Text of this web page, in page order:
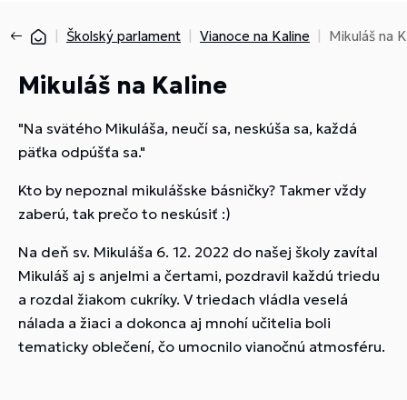
Školský parlament Vianoce na Kaline Mikuláš na
Mikuláš na Kaline
"Na svätého Mikuláša, neučí sa, neskúša sa, každá
päťka odpúšťa sa."
Kto by nepoznal mikulášske básničky? Takmer vždy
zaberú, tak prečo to neskúsiť :)
Na deň sv. Mikuláša 6. 12. 2022 do našej školy zavítal
Mikuláš aj s anjelmi a čertami, pozdravil každú triedu
a rozdal žiakom cukríky. V triedach vládla veselá
nálada a žiaci a dokonca aj mnohí učitelia boli
tematicky oblečení, čo umocnilo vianočnú atmosféru.